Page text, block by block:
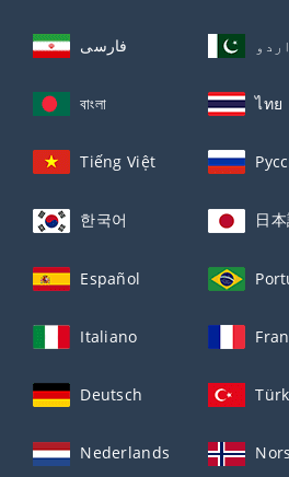
فارسی اردو
বাংলা ไทย
Tiếng Việt
한국어 日
Español
Italiano
Deutsch
Nederlands